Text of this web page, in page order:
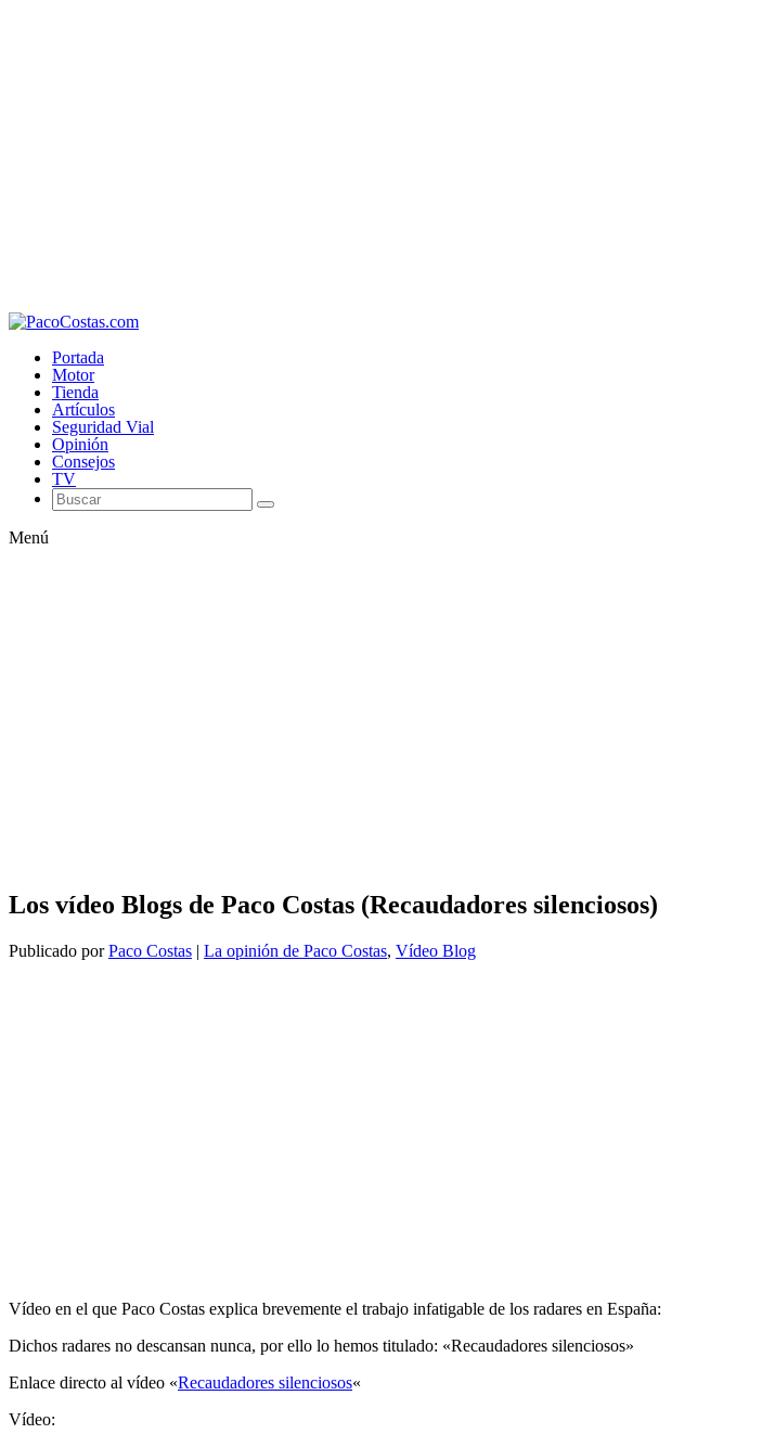
Portada
Motor
Tienda
Artículos
Seguridad Vial
Opinión
Consejos
TV
Menú
Los vídeo Blogs de Paco Costas (Recaudadores silenciosos)
Publicado porPaco Costas | La opinión de Paco Costas, Vídeo Blog
Vídeo en el que Paco Costas explica brevemente el trabajo infatigable de los radares en España:
Dichos radares no descansan nunca, por ello lo hemos titulado: «Recaudadores silenciosos»
Enlace directo al vídeo «Recaudadores silenciosos«
Vídeo: